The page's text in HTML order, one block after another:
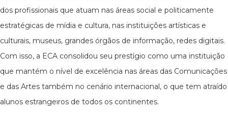
dos profissionais que atuam nas áreas social e politicamente
estratégicas de mídia e cultura, nas instituições artísticas e
culturais, museus, grandes órgãos de informação, redes digitais.
Com isso, a ECA consolidou seu prestígio como uma instituição
que mantém o nível de excelência nas áreas das Comunicações
e das Artes também no cenário internacional, o que tem atraído
alunos estrangeiros de todos os continentes.